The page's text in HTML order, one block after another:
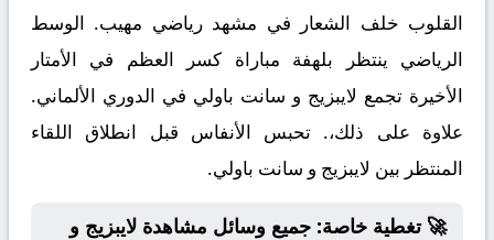
القلوب خلف الشعار في مشهد رياضي مهيب. الوسط
الرياضي ينتظر بلهفة مباراة كسر العظم في الأمتار
الأخيرة تجمع لايبزيج و سانت باولي في الدوري الألماني.
علاوة على ذلك،. تحبس الأنفاس قبل انطلاق اللقاء
المنتظر بين لايبزيج و سانت باولي.
🚀 تغطية خاصة: جميع وسائل مشاهدة لايبزيج و